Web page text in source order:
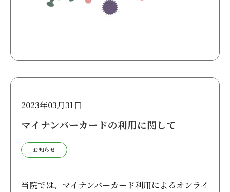
2023年03月31日
マイナンバーカードの利用に関して
お知らせ
当院では、マイナンバーカード利用によるオンライ